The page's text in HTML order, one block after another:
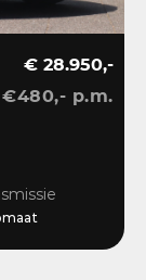
€ 28.950,-
€480,- p.m.